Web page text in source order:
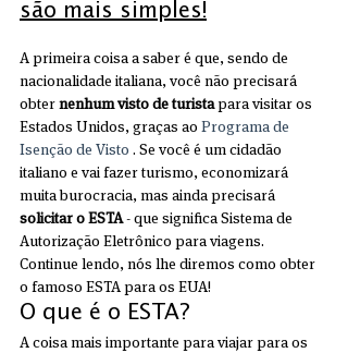
são mais simples!
A primeira coisa a saber é que, sendo de
nacionalidade italiana, você não precisará
obter nenhum visto de turista para visitar os
Estados Unidos, graças ao Programa de
Isenção de Visto . Se você é um cidadão
italiano e vai fazer turismo, economizará
muita burocracia, mas ainda precisará
solicitar o ESTA - que significa Sistema de
Autorização Eletrônico para viagens.
Continue lendo, nós lhe diremos como obter
o famoso ESTA para os EUA!
O que é o ESTA?
A coisa mais importante para viajar para os